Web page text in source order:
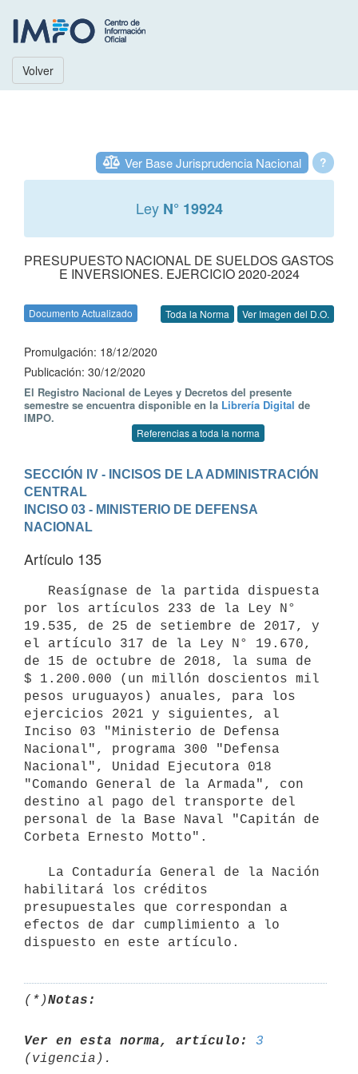
Volver
?
Ver Base Jurisprudencia Nacional
Ley N° 19924
PRESUPUESTO NACIONAL DE SUELDOS GASTOS
E INVERSIONES. EJERCICIO 2020-2024
Documento Actualizado Toda la Norma Ver Imagen del D.O.
Promulgación: 18/12/2020
Publicación: 30/12/2020
El Registro Nacional de Leyes y Decretos del presente
semestre se encuentra disponible en la Librería Digital de
IMPO.
Referencias a toda la norma
SECCIÓN IV - INCISOS DE LA ADMINISTRACIÓN
CENTRAL
INCISO 03 - MINISTERIO DE DEFENSA
NACIONAL
Artículo 135
por los artículos 233 de la Ley N°
19.535, de 25 de setiembre de 2017, y
el artículo 317 de la Ley N° 19.670,
de 15 de octubre de 2018, la suma de
$ 1.200.000 (un millón doscientos mil
pesos uruguayos) anuales, para los
ejercicios 2021 y siguientes, al
Inciso 03 "Ministerio de Defensa
Nacional", programa 300 "Defensa
Nacional", Unidad Ejecutora 018
"Comando General de la Armada", con
destino al pago del transporte del
personal de la Base Naval "Capitán de
Corbeta Ernesto Motto".
habilitará los créditos
presupuestales que correspondan a
efectos de dar cumplimiento a lo
(*)Notas:
Ver en esta norma, artículo:
3